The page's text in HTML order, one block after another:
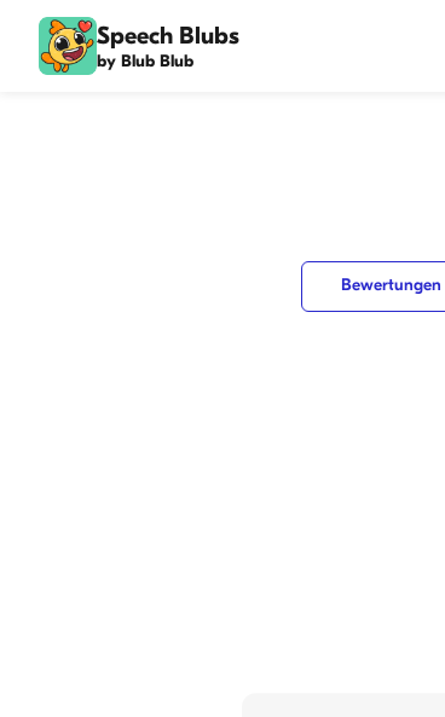
Speech Blubs
by Blub Blub